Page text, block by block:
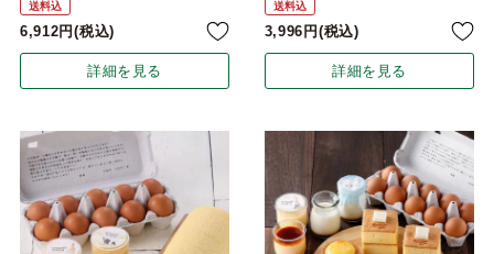
送料込
6,912 税込
詳細を見る
送料込
3,996 税込
詳細を見る